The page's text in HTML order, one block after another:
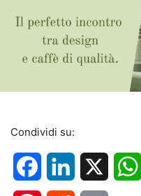
Condividi su:
FacebookLinkedIn